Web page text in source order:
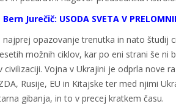
Bern Jurečič: USODA SVETA V
opazovanje trenutka in nato študij
možnih ciklov, kar po eni strani še ni
civilizaciji. Vojna v Ukrajini je odprla nove
Rusije, EU in Kitajske ter med njimi
gibanja, in to v precej kratkem času.